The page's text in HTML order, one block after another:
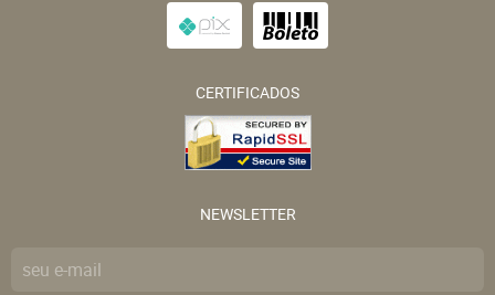
CERTIFICADOS
NEWSLETTER